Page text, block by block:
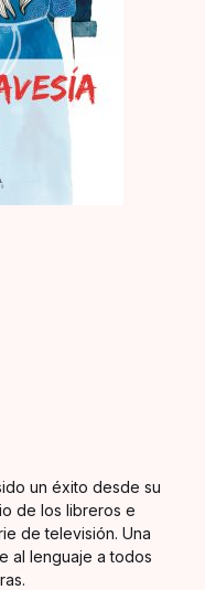
un éxito desde su
de los libreros e
de televisión. Una
al lenguaje a todos